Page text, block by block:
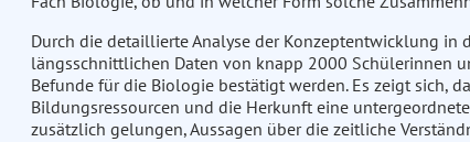
Durch die detaillierte Analyse der Konzeptentwicklung
längsschnittlichen Daten von knapp 2000 Schülerinnen
Befunde für die Biologie bestätigt werden. Es zeigt sich,
Bildungsressourcen und die Herkunft eine
zusätzlich gelungen, Aussagen über die zeitliche